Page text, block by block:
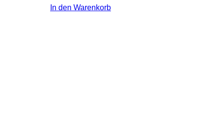
In den Warenkorb